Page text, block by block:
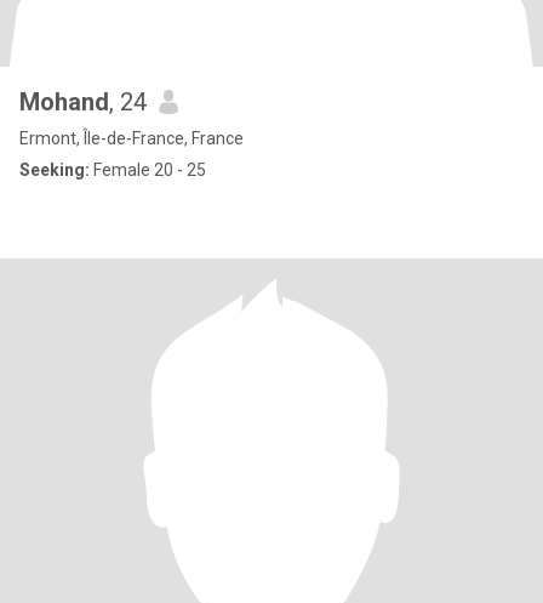
Mohand, 24
Ermont, Île-de-France, France
Seeking: Female 20 - 25